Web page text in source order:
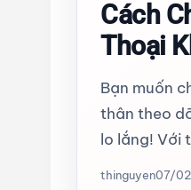
Cách
Thoại
Bạn muốn
thân theo
lo lắng! Với
thinguyen07/